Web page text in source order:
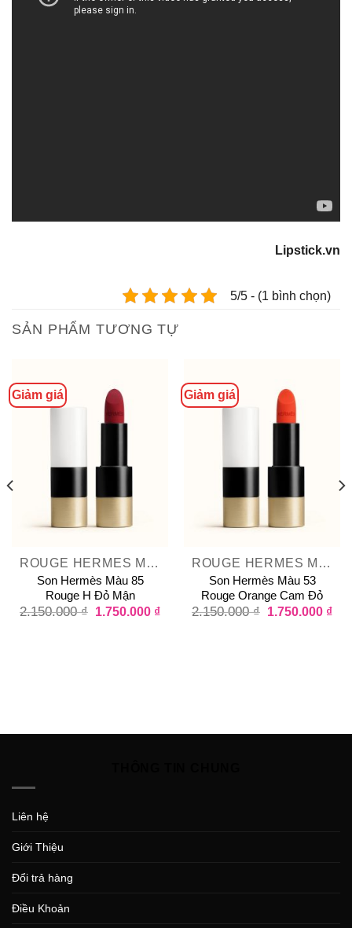
Lipstick.vn
5/5 - (1 bình chọn)
SẢN PHẨM TƯƠNG TỰ
Giảm giá
ROUGE HERMES MATTE LIPSTICK
Son Hermès Màu 85
Rouge H Đỏ Mận
2.150.000₫ 1.750.000 ₫
Giảm giá
ROUGE HERMES MATTE LIPSTICK
Son Hermès Màu 53
Rouge Orange Cam Đỏ
2.150.000₫ 1.750.000 ₫
Liên hệ
Giới Thiệu
Đổi trả hàng
Điều Khoản